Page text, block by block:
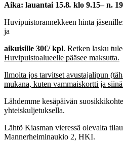
Aika: lauantai 15.8. klo 9.15– n.
Huvipuistorannekkeen hinta jäsenille:
ja
aikuisille 30€/ kpl. Retken lasku
Huvipuistoalueelle pääsee maksutta.
Ilmoita jos tarvitset avustajalipun
mukana, kuten vammaiskortti ja
Lähdemme kesäpäivän
yhteiskuljetuksella.
Lähtö Kiasman vieressä olevalta
Mannerheiminaukio 2, HKI.